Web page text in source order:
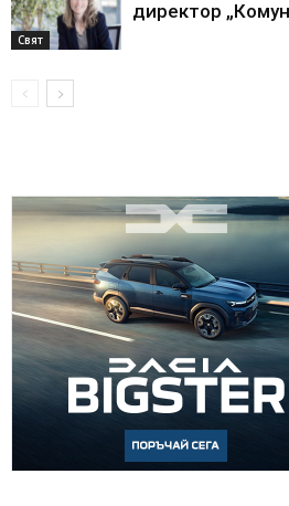
Свят
директор